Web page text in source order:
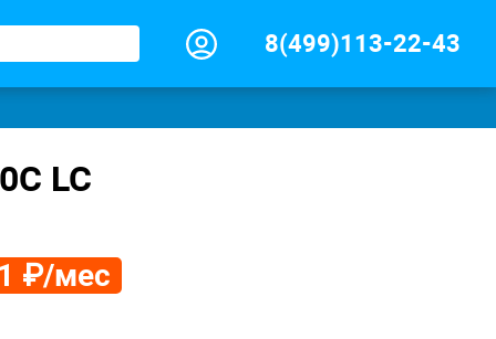
8(499)113-22-43
LC
₽/мес